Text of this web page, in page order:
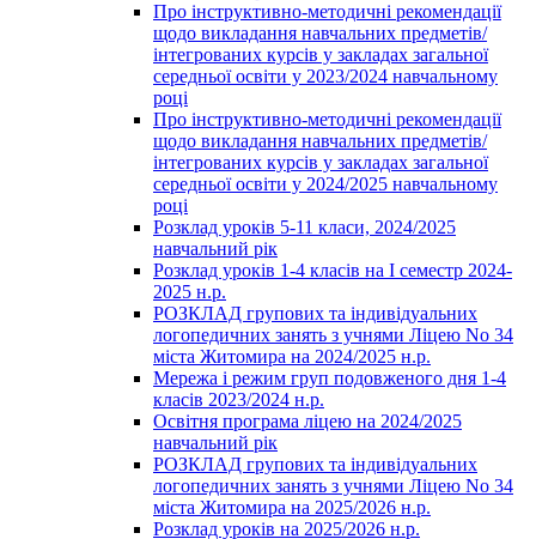
Про інструктивно-методичні рекомендації
щодо викладання навчальних предметів/
інтегрованих курсів у закладах загальної
середньої освіти у 2023/2024 навчальному
році
Про інструктивно-методичні рекомендації
щодо викладання навчальних предметів/
інтегрованих курсів у закладах загальної
середньої освіти у 2024/2025 навчальному
році
Розклад уроків 5-11 класи, 2024/2025
навчальний рік
Розклад уроків 1-4 класів на І семестр 2024-
2025 н.р.
РОЗКЛАД групових та індивідуальних
логопедичних занять з учнями Ліцею No 34
міста Житомира на 2024/2025 н.р.
Мережа і режим груп подовженого дня 1-4
класів 2023/2024 н.р.
Освітня програма ліцею на 2024/2025
навчальний рік
РОЗКЛАД групових та індивідуальних
логопедичних занять з учнями Ліцею No 34
міста Житомира на 2025/2026 н.р.
Розклад уроків на 2025/2026 н.р.